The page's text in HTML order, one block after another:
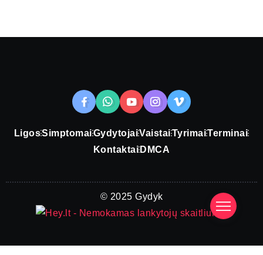
LigosSimptomaiGydytojaiVaistaiTyrimaiTerminai
Kontaktai DMCA
© 2025 Gydyk